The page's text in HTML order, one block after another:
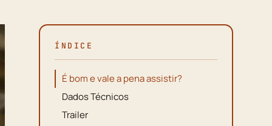
ÍNDICE
É bom e vale a pena assistir?
Dados Técnicos
Trailer